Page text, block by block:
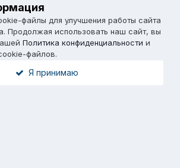
файлы для улучшения работы сайта
Продолжая использовать наш сайт, вы
Политика конфиденциальности и
файлов.
Я принимаю